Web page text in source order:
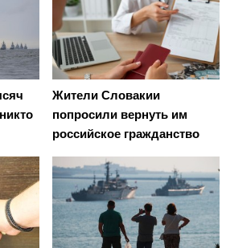
Жители Словакии
попросили вернуть им
российское гражданство